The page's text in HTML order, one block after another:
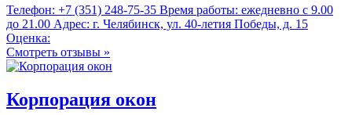
Телефон: +7 (351) 248-75-35 Время работы: ежедневно с 9.00
до 21.00 Адрес: г. Челябинск, ул. 40-летия Победы, д. 15
Оценка:
Смотреть отзывы »
Корпорация окон